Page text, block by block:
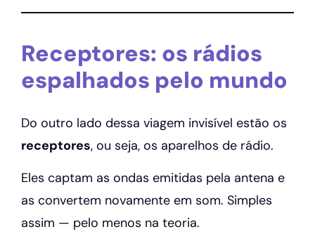
Receptores: os rádios
espalhados pelo mundo
Do outro lado dessa viagem invisível estão os
receptores, ou seja, os aparelhos de rádio.
Eles captam as ondas emitidas pela antena e
as convertem novamente em som. Simples
assim — pelo menos na teoria.